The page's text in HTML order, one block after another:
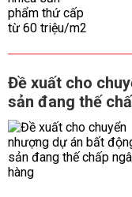
Đề xuất cho
sản đang thế